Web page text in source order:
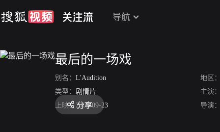
导航
最后的一场戏
别名： L'Audition
地区
类型： 剧情片
主演
上映： 2005-09-23 导演
分享